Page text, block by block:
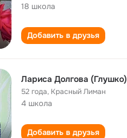
18 школа
Добавить в друзья
Лариса Долгова (Глушко)
52 года, Красный Лиман
4 школа
Добавить в друзья